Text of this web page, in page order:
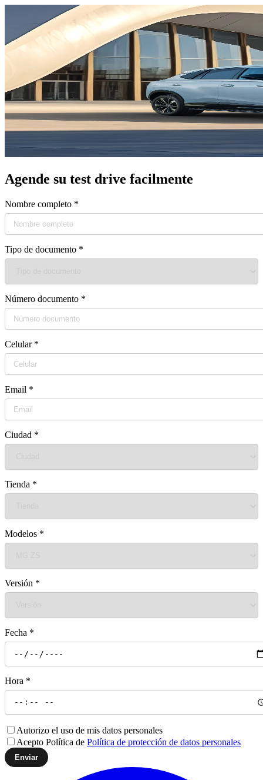
Agende su test drive facilmente
Nombre completo *
Tipo de documento *
Número documento *
Celular*
Email *
Ciudad *
Tienda *
Modelos *
Versión *
Fecha *
Hora *
Autorizo el uso de mis datos personales
Acepto Política de Política de protección de datos personales
Enviar